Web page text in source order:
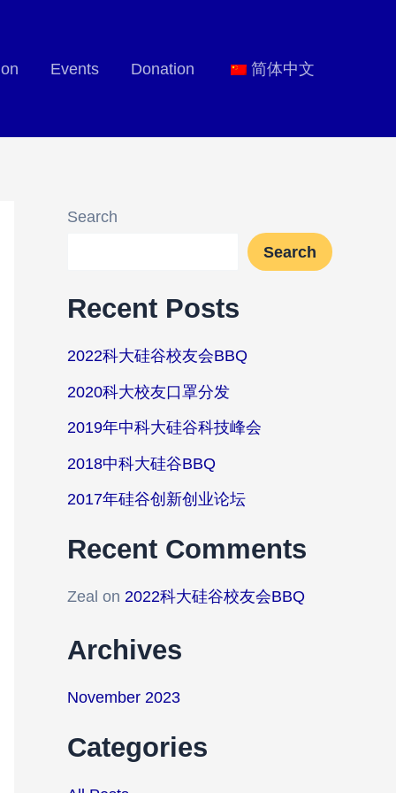
Events Donation 简体中文
Search
Search
Recent Posts
2022科大硅谷校友会BBQ
2020科大校友口罩分发
2019年中科大硅谷科技峰会
2018中科大硅谷BBQ
2017年硅谷创新创业论坛
Recent Comments
Zeal on 2022科大硅谷校友会BBQ
Archives
November 2023
Categories